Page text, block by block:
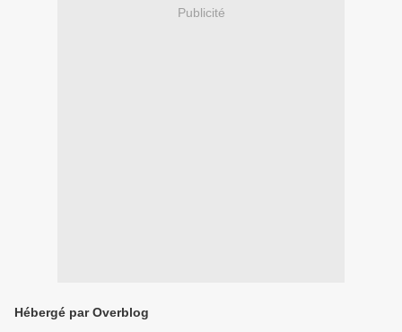
Publicité
Hébergé par Overblog